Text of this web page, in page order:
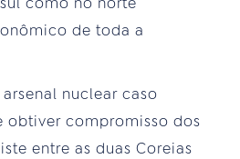
de toda a
nuclear caso
obtiver compromisso dos
entre as duas Coreias